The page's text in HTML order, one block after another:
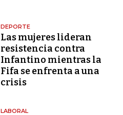
DEPORTE
Las mujeres lideran
resistencia contra
Infantino mientras la
Fifa se enfrenta a una
crisis
LABORAL